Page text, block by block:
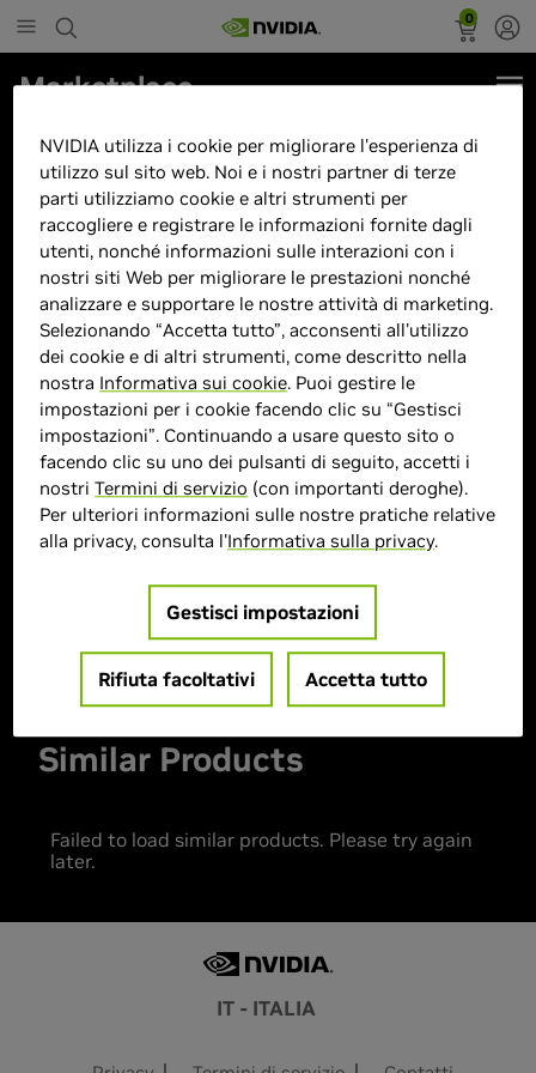
0
Marketplace
Lenovo LOQ 15IRX10 Intel Core
i7-13650HX 32GB Geforce RTX
5060 1TB 15.6"Full HD Windows
11
> Display : 15POLLICI"|
> GPU : GeForce RTX 5060
> CPU : I7
> Dimensione memoria : 32GB
> Storage :
1TB SSD
Prodotto esaurito
Similar Products
Failed to load similar products. Please try again
later.
IT - ITALIA
NVIDIA utilizza i cookie per migliorare l'esperienza di
utilizzo sul sito web. Noi e i nostri partner di terze
parti utilizziamo cookie e altri strumenti per
raccogliere e registrare le informazioni fornite dagli
utenti, nonché informazioni sulle interazioni con i
nostri siti Web per migliorare le prestazioni nonché
analizzare e supportare le nostre attività di marketing.
Selezionando “Accetta tutto”, acconsenti all'utilizzo
dei cookie e di altri strumenti, come descritto nella
nostra Informativa sui cookie. Puoi gestire le
impostazioni per i cookie facendo clic su “Gestisci
impostazioni”. Continuando a usare questo sito o
facendo clic su uno dei pulsanti di seguito, accetti i
nostriTermini di servizio (con importanti deroghe).
Per ulteriori informazioni sulle nostre pratiche relative
alla privacy, consulta l'Informativa sulla privacy.
Gestisci impostazioni
Rifiuta facoltativi Accetta tutto